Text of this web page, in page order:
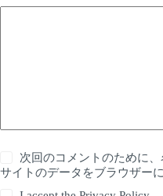
次回のコメントのために
サイトのデータをブラウザー